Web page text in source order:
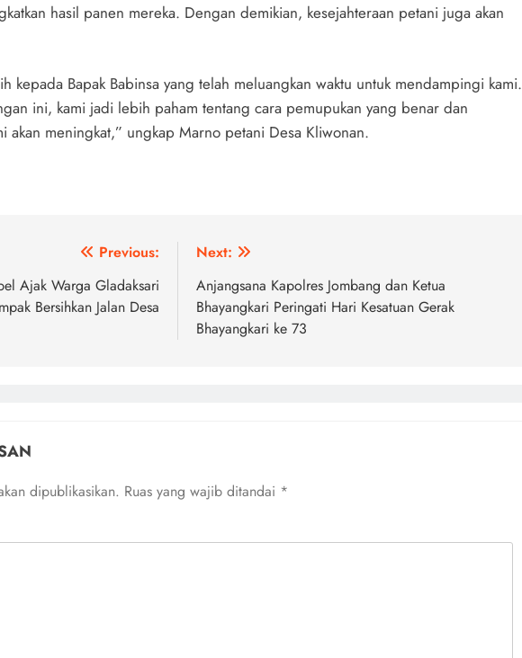
hasil panen mereka. Dengan demikian, kesejahteraan petani juga akan
kepada Bapak Babinsa yang telah meluangkan waktu untuk mendampingi kami.
ini, kami jadi lebih paham tentang cara pemupukan yang benar dan
akan meningkat,” ungkap Marno petani Desa Kliwonan.
Previous:
Ajak Warga Gladaksari
Bersihkan Jalan Desa
Next:
Anjangsana Kapolres Jombang dan Ketua
Bhayangkari Peringati Hari Kesatuan Gerak
Bhayangkari ke 73
dipublikasikan. Ruas yang wajib ditandai *